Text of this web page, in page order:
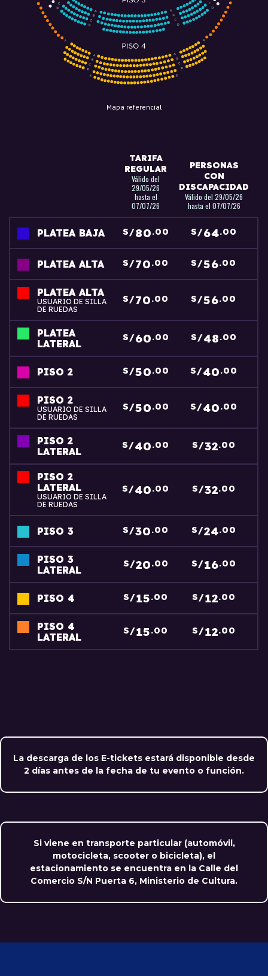
Mapa referencial
TARIFA
REGULAR
Válido del
29/05/26
hasta el
07/07/26
PERSONAS
CON
DISCAPACIDAD
Válido del 29/05/26
hasta el 07/07/26
PLATEA BAJA S/80.00 S/64.00
PLATEA ALTA S/70.00 S/56.00
PLATEA ALTA
USUARIO DE SILLA
DE RUEDAS
S/70.00 S/56.00
PLATEA
LATERAL
S/60.00 S/48.00
PISO 2 S/50.00 S/40.00
PISO 2
USUARIO DE SILLA
DE RUEDAS
S/50.00 S/40.00
PISO 2
LATERAL
S/40.00 S/32.00
PISO 2
LATERAL
USUARIO DE SILLA
DE RUEDAS
S/40.00 S/32.00
PISO 3 S/30.00 S/24.00
PISO 3
LATERAL
S/20.00 S/16.00
PISO 4 S/15.00 S/12.00
PISO 4
LATERAL
S/15.00 S/12.00
La descarga de los E-tickets estará disponible desde
2 días antes de la fecha de tu evento o función.
Si viene en transporte particular (automóvil,
motocicleta, scooter o bicicleta), el
estacionamiento se encuentra en la Calle del
Comercio S/N Puerta 6, Ministerio de Cultura.